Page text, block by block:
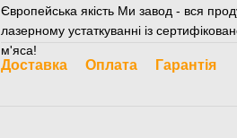
Європейська якість Ми завод - вся
лазерному устаткуванні із
м'яса!
Доставка Оплата Гарантія